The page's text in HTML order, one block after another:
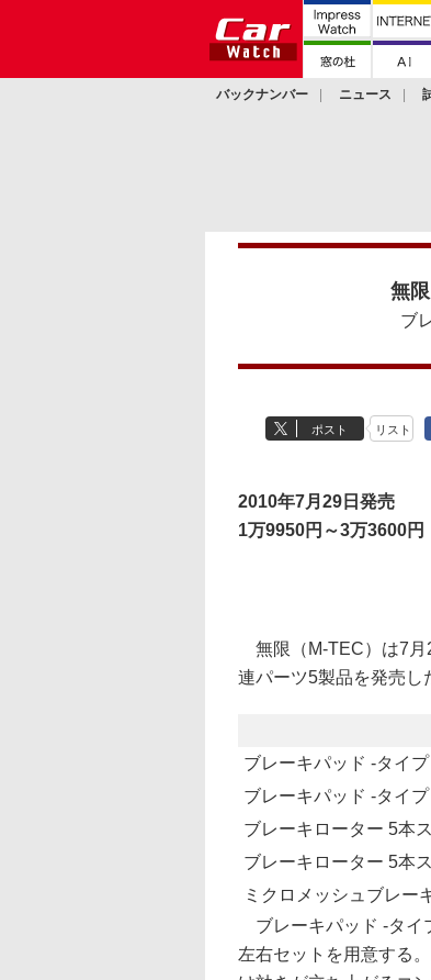
バックナンバー ニュース
無
ブ
ポスト リスト
2010年7月29日発売
1万9950円～3万3600円
無限（M-TEC）は7月
連パーツ5製品を発売し
ブレーキパッド -タイ
ブレーキパッド -タイ
ブレーキローター 5本
ブレーキローター 5本
ミクロメッシュブレー
ブレーキパッド -タイ
左右セットを用意する